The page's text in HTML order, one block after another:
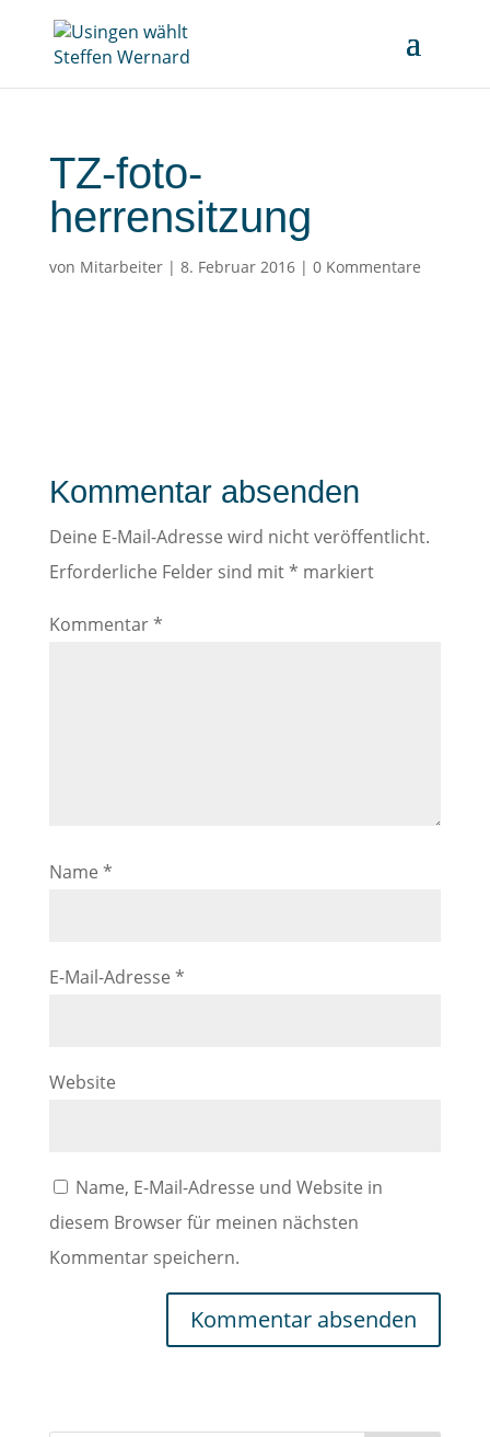
TZ-foto-
herrensitzung
von Mitarbeiter| 8. Februar 2016| 0 Kommentare
Kommentar absenden
Deine E-Mail-Adresse wird nicht veröffentlicht.
Erforderliche Felder sind mit* markiert
Kommentar*
Name *
E-Mail-Adresse *
Website
Name, E-Mail-Adresse und Website in
diesem Browser für meinen nächsten
Kommentar speichern.